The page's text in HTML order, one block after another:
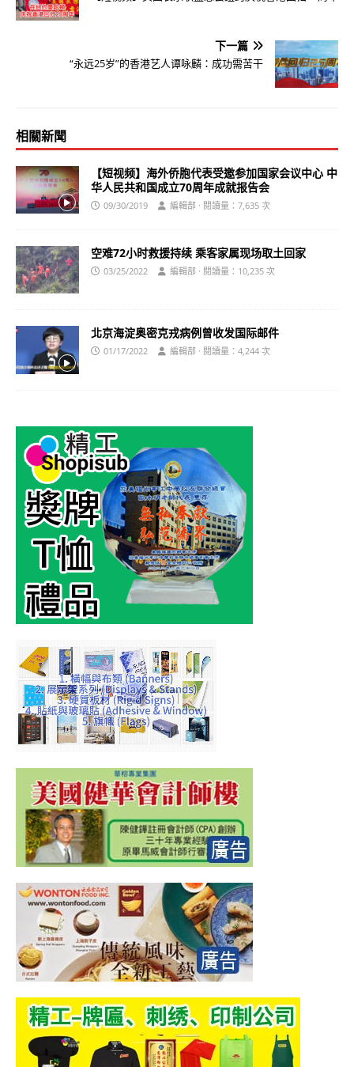
下一篇
“永远25岁”的香港艺人谭咏麟：成功需苦干
相關新聞
【短视频】海外侨胞代表受邀参加国家会议中心 中
华人民共和国成立70周年成就报告会
09/30/2019 編輯部 · 閱讀量：7,635 次
空难72小时救援持续 乘客家属现场取土回家
03/25/2022 編輯部 · 閱讀量：10,235 次
北京海淀奥密克戎病例曾收发国际邮件
01/17/2022 編輯部 · 閱讀量：4,244 次